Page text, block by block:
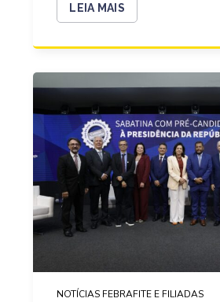
LEIA MAIS
NOTÍCIAS FEBRAFITE E FILIADAS